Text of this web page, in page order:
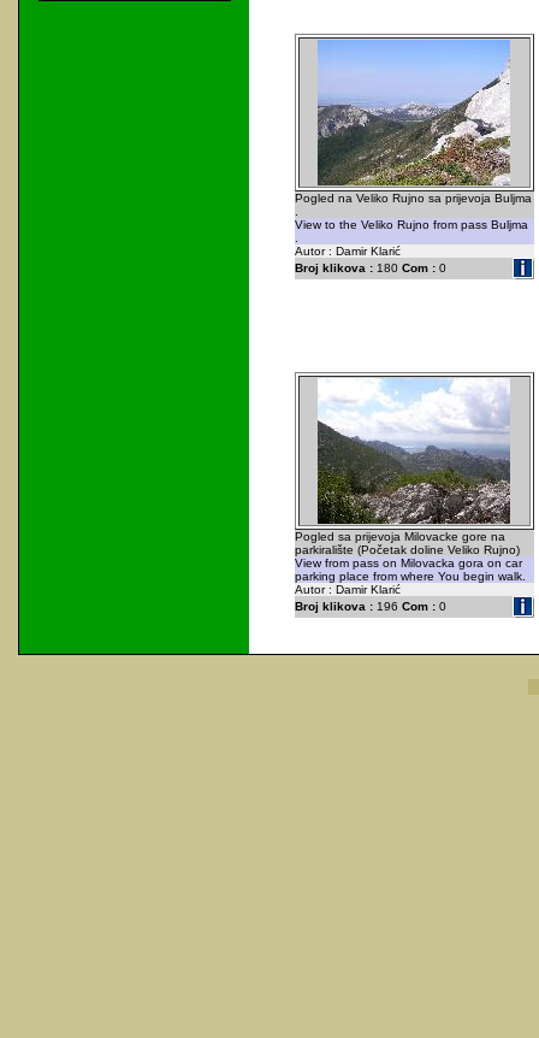
Pogled na Veliko Rujno sa prijevoja Buljma
View to the Veliko Rujno from pass Buljma
Autor : Damir Klarić
Broj klikova :180 Com :0
Pogled sa prijevoja Milovacke gore na
parkiralište (Početak doline Veliko Rujno)
View from pass on Milovacka gora on car
parking place from where You begin walk.
Autor : Damir Klarić
Broj klikova :196 Com :0